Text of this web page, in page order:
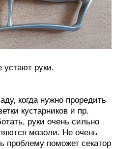
устают руки.
когда нужно проредить
кустарников и пр.
руки очень сильно
мозоли. Не очень
проблему поможет секатор